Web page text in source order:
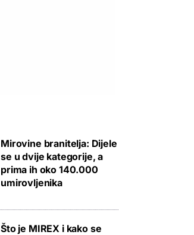
Mirovine branitelja: Dijele
se u dvije kategorije, a
prima ih oko 140.000
umirovljenika
Što je MIREX i kako se